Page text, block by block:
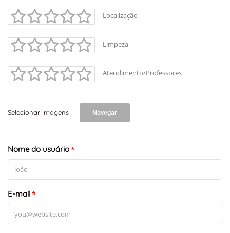
Localização
Limpeza
Atendimento/Professores
Selecionar imagens Navegar
Nome do usuário*
E-mail*